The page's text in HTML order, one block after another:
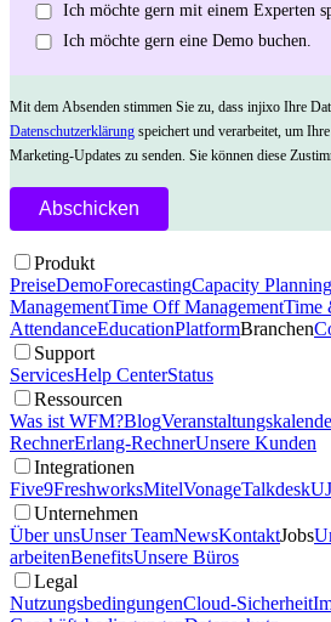
Ich möchte gern mit einem Experten
Ich möchte gern eine Demo buchen.
Mit dem Absenden stimmen Sie zu, dass injixo Ihre
Datenschutzerklärung speichert und verarbeitet, um
Marketing-Updates zu senden. Sie können diese
Produkt
PreiseDemoForecastingCapacity Planning
ManagementTime Off ManagementTime
AttendanceEducationPlatformBranchen
Support
ServicesHelp CenterStatus
Ressourcen
Was ist WFM?Blog
RechnerErlang-RechnerUnsere Kunden
Integrationen
Five9FreshworksMitelVonageTalkdesk
Unternehmen
Über unsUnser TeamNewsKontaktJobs
arbeitenBenefitsUnsere Büros
Legal
NutzungsbedingungenCloud-Sicherheit